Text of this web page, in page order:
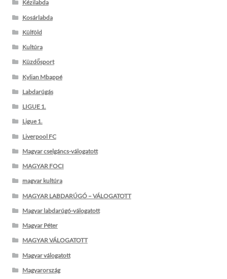
Kézilabda
Kosárlabda
Külföld
Kultúra
Küzdősport
Kylian Mbappé
Labdarúgás
LIGUE 1.
Ligue 1.
Liverpool FC
Magyar cselgáncs-válogatott
MAGYAR FOCI
magyar kultúra
MAGYAR LABDARÚGÓ – VÁLOGATOTT
Magyar labdarúgó-válogatott
Magyar Péter
MAGYAR VÁLOGATOTT
Magyar válogatott
Magyarország